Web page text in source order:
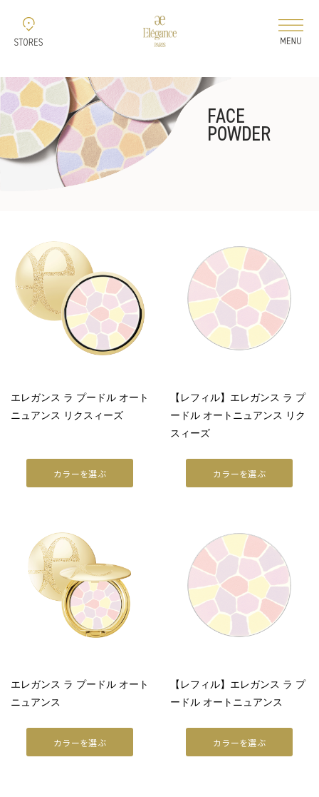
新着情報
コレクション
ELEGANCE 2026 AUTUMN
ELEGANCE 2026
MODELING COLOR BASE
ラ プードルシリーズ
商品情報トップ
アイ
フェイスカラー
ネイル
BASE MAKEUP
メイクアップベース
リムーバー
FACE
POWDER
エレガンス ラ プードル オート
ニュアンス リクスィーズ
カラーを選ぶ
【レフィル】エレガンス ラ プ
ードル オートニュアンス リク
スィーズ
カラーを選ぶ
エレガンス ラ プードル オート
ニュアンス
カラーを選ぶ
【レフィル】エレガンス ラ プ
ードル オートニュアンス
カラーを選ぶ